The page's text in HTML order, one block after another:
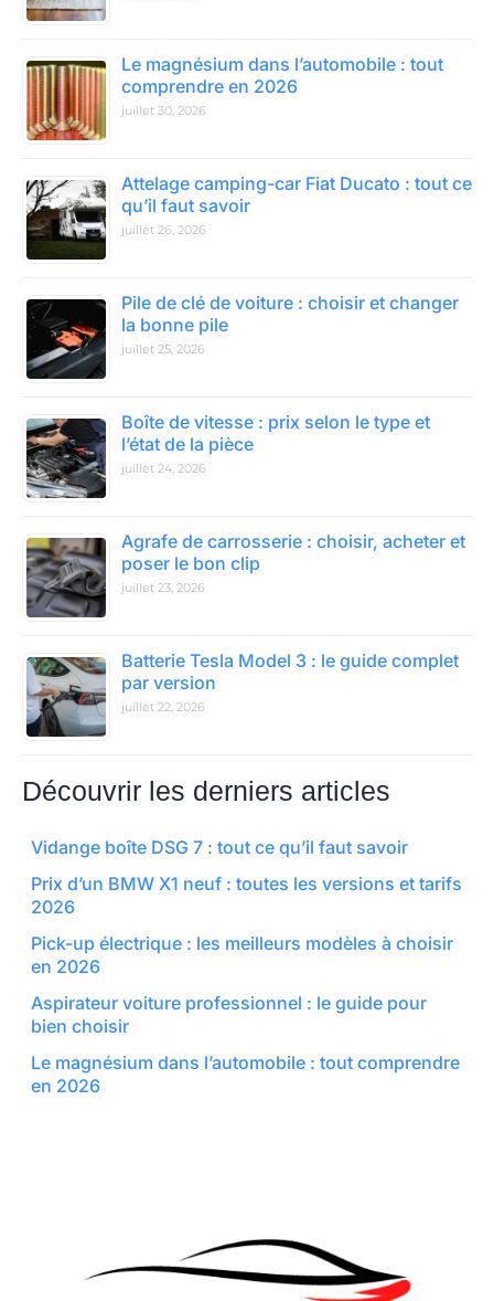
Le magnésium dans l’automobile : tout
comprendre en 2026
juillet 30, 2026
Attelage camping-car Fiat Ducato : tout ce
qu’il faut savoir
juillet 26, 2026
Pile de clé de voiture : choisir et changer
la bonne pile
juillet 25, 2026
Boîte de vitesse : prix selon le type et
l’état de la pièce
juillet 24, 2026
Agrafe de carrosserie : choisir, acheter et
poser le bon clip
juillet 23, 2026
Batterie Tesla Model 3 : le guide complet
par version
juillet 22, 2026
Découvrir les derniers articles
Vidange boîte DSG 7 : tout ce qu’il faut savoir
Prix d’un BMW X1 neuf : toutes les versions et tarifs
2026
Pick-up électrique : les meilleurs modèles à choisir
en 2026
Aspirateur voiture professionnel : le guide pour
bien choisir
Le magnésium dans l’automobile : tout comprendre
en 2026